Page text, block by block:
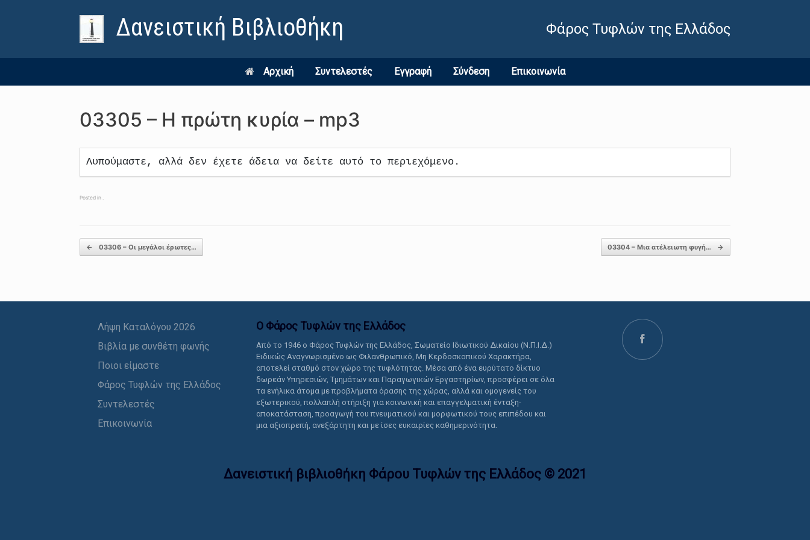
Δανειστική Βιβλιοθήκη Φάρος Τυφλών της Ελλάδος
Αρχική Συντελεστές Εγγραφή Σύνδεση Επικοινωνία
03305 – Η πρώτη κυρία – mp3
Λυπούμαστε, αλλά δεν έχετε άδεια να δείτε αυτό το περιεχόμενο.
Posted in .
Post navigation
← 03306 – Οι μεγάλοι έρωτες… 03304 – Μια ατέλειωτη φυγή… →
Λήψη Καταλόγου 2026
Βιβλία με συνθέτη φωνής
Ποιοι είμαστε
Φάρος Τυφλών της Ελλάδος
Συντελεστές
Επικοινωνία
Ο Φάρος Τυφλών της Ελλάδoς
Από το 1946 ο Φάρος Τυφλών της Ελλάδος, Σωματείο Ιδιωτικού Δικαίου (Ν.Π.Ι.Δ.)
Ειδικώς Αναγνωρισμένο ως Φιλανθρωπικό, Μη Κερδοσκοπικού Χαρακτήρα,
αποτελεί σταθμό στον χώρο της τυφλότητας. Μέσα από ένα ευρύτατο δίκτυο
δωρεάν Υπηρεσιών, Τμημάτων και Παραγωγικών Εργαστηρίων, προσφέρει σε όλα
τα ενήλικα άτομα με προβλήματα όρασης της χώρας, αλλά και ομογενείς του
εξωτερικού, πολλαπλή στήριξη για κοινωνική και επαγγελματική ένταξη-
αποκατάσταση, προαγωγή του πνευματικού και μορφωτικού τους επιπέδου και
μια αξιοπρεπή, ανεξάρτητη και με ίσες ευκαιρίες καθημερινότητα.
Δανειστική βιβλιοθήκη Φάρου Τυφλών της Ελλάδoς © 2021